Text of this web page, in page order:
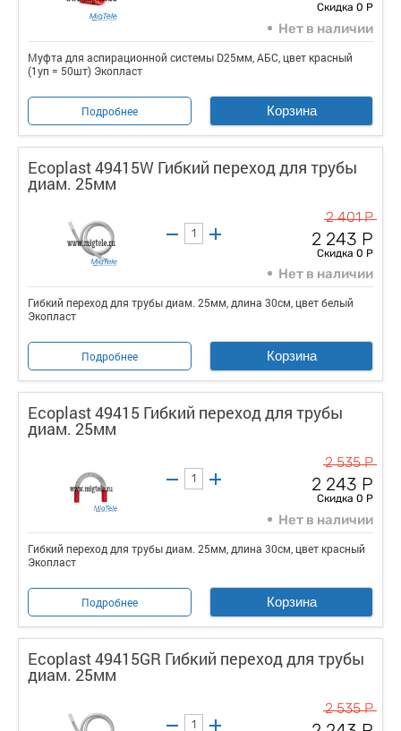
Скидка 0 Р
Нет в наличии
Муфта для аспирационной системы D25мм, АБС, цвет красный
(1уп = 50шт) Экопласт
Подробнее Корзина
Ecoplast 49415W Гибкий переход для трубы
диам. 25мм
2 401 Р
2 243 Р
Скидка 0 Р
Нет в наличии
Гибкий переход для трубы диам. 25мм, длина 30см, цвет белый
Экопласт
Подробнее Корзина
Ecoplast 49415 Гибкий переход для трубы
диам. 25мм
2 535 Р
2 243 Р
Скидка 0 Р
Нет в наличии
Гибкий переход для трубы диам. 25мм, длина 30см, цвет красный
Экопласт
Подробнее Корзина
Ecoplast 49415GR Гибкий переход для трубы
диам. 25мм
2 535 Р